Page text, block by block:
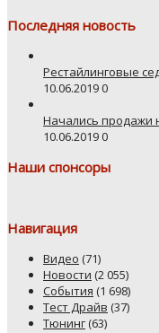
Последняя новость
Рестайлинговые
10.06.20190
Начались продажи
10.06.20190
Наши спонсоры
Навигация
Видео (71)
Новости (2 055)
События (1 698)
Тест Драйв (37)
Тюнинг (63)